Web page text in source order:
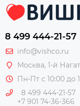
8 499 444-21-57
info@vishco.ru
Москва, 1-й
Пн-Пт с 10:00 до
8 499 444-21-57
+7 901 74-36-366